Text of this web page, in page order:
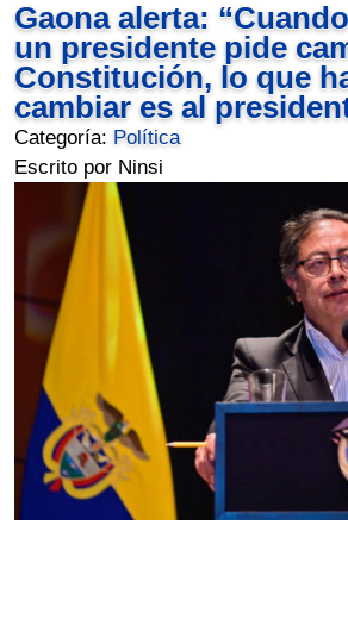
Gaona alerta: “Cuando
un presidente pide
Constitución, lo que
cambiar es al
Categoría: Política
Escrito por Ninsi